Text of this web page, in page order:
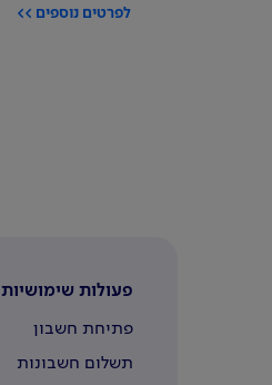
לפרטים נוספים >>
פעולות שימושיות
פתיחת חשבון
תשלום חשבונות